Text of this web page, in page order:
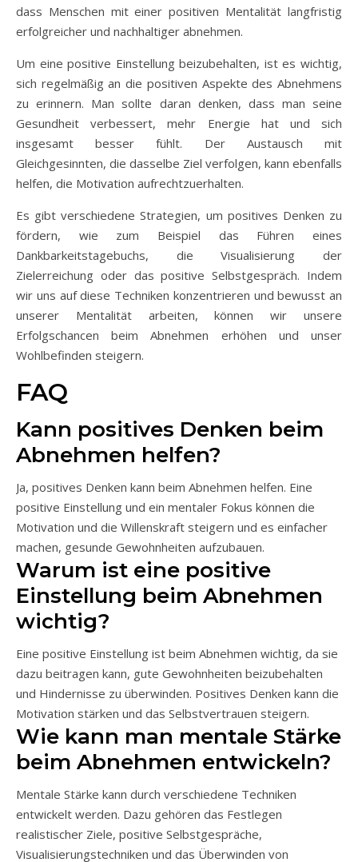
dass Menschen mit einer positiven Mentalität langfristig
erfolgreicher und nachhaltiger abnehmen.
Um eine positive Einstellung beizubehalten, ist es wichtig,
sich regelmäßig an die positiven Aspekte des Abnehmens
zu erinnern. Man sollte daran denken, dass man seine
Gesundheit verbessert, mehr Energie hat und sich
insgesamt besser fühlt. Der Austausch mit
Gleichgesinnten, die dasselbe Ziel verfolgen, kann ebenfalls
helfen, die Motivation aufrechtzuerhalten.
Es gibt verschiedene Strategien, um positives Denken zu
fördern, wie zum Beispiel das Führen eines
Dankbarkeitstagebuchs, die Visualisierung der
Zielerreichung oder das positive Selbstgespräch. Indem
wir uns auf diese Techniken konzentrieren und bewusst an
unserer Mentalität arbeiten, können wir unsere
Erfolgschancen beim Abnehmen erhöhen und unser
Wohlbefinden steigern.
FAQ
Kann positives Denken beim
Abnehmen helfen?
Ja, positives Denken kann beim Abnehmen helfen. Eine
positive Einstellung und ein mentaler Fokus können die
Motivation und die Willenskraft steigern und es einfacher
machen, gesunde Gewohnheiten aufzubauen.
Warum ist eine positive
Einstellung beim Abnehmen
wichtig?
Eine positive Einstellung ist beim Abnehmen wichtig, da sie
dazu beitragen kann, gute Gewohnheiten beizubehalten
und Hindernisse zu überwinden. Positives Denken kann die
Motivation stärken und das Selbstvertrauen steigern.
Wie kann man mentale Stärke
beim Abnehmen entwickeln?
Mentale Stärke kann durch verschiedene Techniken
entwickelt werden. Dazu gehören das Festlegen
realistischer Ziele, positive Selbstgespräche,
Visualisierungstechniken und das Überwinden von